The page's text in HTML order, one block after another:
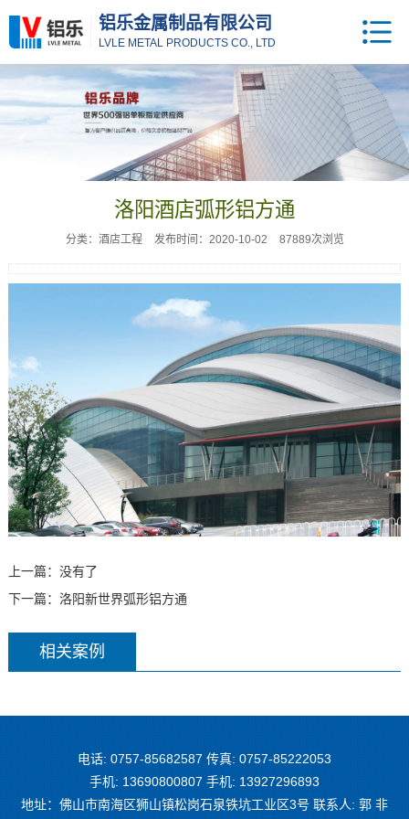
铝乐金属制品有限公司
LVLE METAL PRODUCTS CO., LTD
洛阳酒店弧形铝方通
分类：酒店工程 发布时间：2020-10-02 87889次浏览
上一篇：没有了
下一篇： 洛阳新世界弧形铝方通
相关案例
电话: 0757-85682587 传真: 0757-85222053
手机: 13690800807 手机: 13927296893
地址：佛山市南海区狮山镇松岗石泉铁坑工业区3号 联系人: 郭 非